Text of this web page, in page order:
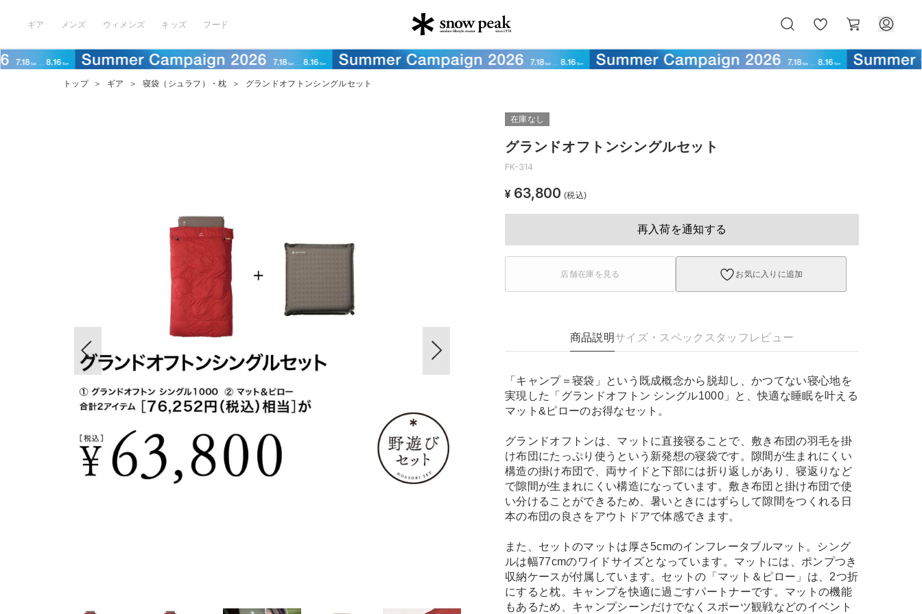
ギア メンズ ウィメンズ キッズ フード
気
に
ー
ト
トップ ＞ ギア ＞ 寝袋（シュラフ）・枕 ＞ グランドオフトンシングルセット
在庫なし
グランドオフトンシングルセット
FK-314
¥ 63,800 (税込)
再入荷を通知する
店舗在庫を見る お気に入りに追加
商品説明サイズ・スペック スタッフレビュー
「キャンプ＝寝袋」という既成概念から脱却し、かつてない寝心地を
実現した「グランドオフトン シングル1000」と、快適な睡眠を叶える
マット&ピローのお得なセット。
グランドオフトンは、マットに直接寝ることで、敷き布団の羽毛を掛
け布団にたっぷり使うという新発想の寝袋です。隙間が生まれにくい
構造の掛け布団で、両サイドと下部には折り返しがあり、寝返りなど
で隙間が生まれにくい構造になっています。敷き布団と掛け布団で使
い分けることができるため、暑いときにはずらして隙間をつくれる日
本の布団の良さをアウトドアで体感できます。
また、セットのマットは厚さ5cmのインフレータブルマット。シング
ルは幅77cmのワイドサイズとなっています。マットには、ポンプつき
収納ケースが付属しています。セットの「マット＆ピロー」は、2つ折
にすると枕。キャンプを快適に過ごすパートナーです。マットの機能
もあるため、キャンプシーンだけでなくスポーツ観戦などのイベント